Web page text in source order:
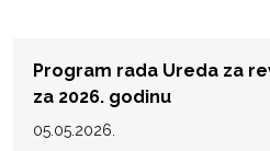
Program rada Ureda za
za 2026. godinu
05.05.2026.